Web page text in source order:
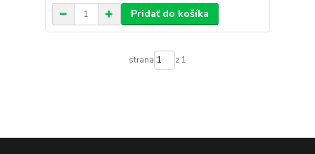
Pridať do košíka
strana z 1